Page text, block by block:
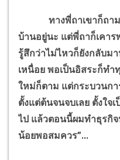
ทางพี่ถาเขาก็ถามว่
บ้านอยู่นะ แต่พี่ถาก็เคาร
รู้สึกว่าไม่ไหวก็ยังกลับม
เหนื่อย พอเป็นอิสระก็ทำ
ใหม่ก็ตาม แต่กระบวนกา
ตั้งแต่ต้นจนจบเลย ตั้งใจ
ไป แล้วตอนนี้ผมทำธุรกิจ
น้อยพอสมควร”...